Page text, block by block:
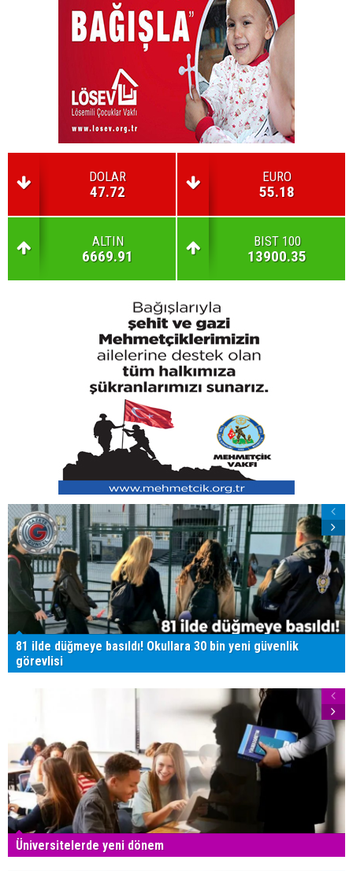
DOLAR
47.72
EURO
55.18
ALTIN
6669.91
BIST 100
13900.35
81 ilde düğmeye basıldı! Okullara 30 bin yeni güvenlik
görevlisi
Üniversitelerde yeni dönem